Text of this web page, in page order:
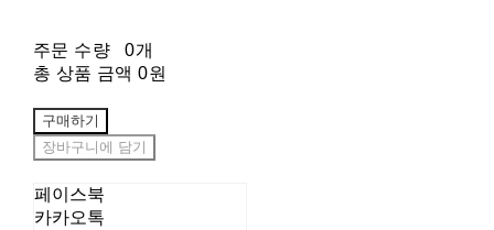
주문 수량
0개
총 상품 금액 0원
구매하기
장바구니에 담기
페이스북
카카오톡